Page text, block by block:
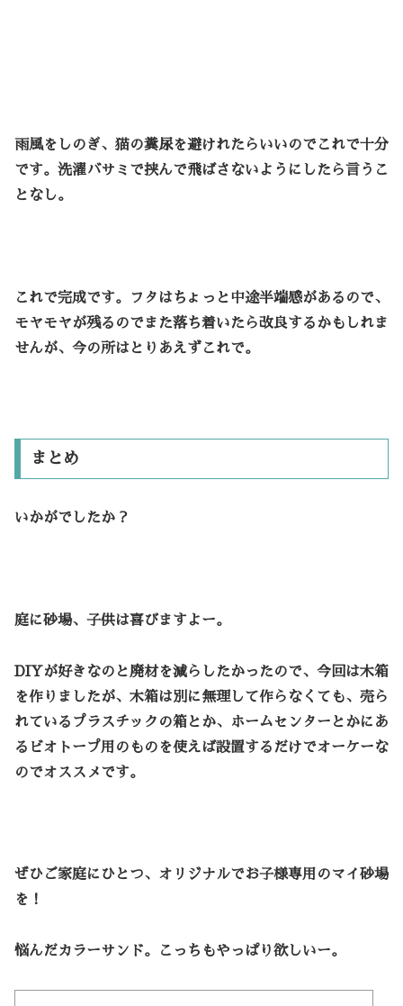
雨風をしのぎ、猫の糞尿を避けれたらいいのでこれで十分
です。洗濯バサミで挟んで飛ばさないようにしたら言うこ
となし。
これで完成です。フタはちょっと中途半端感があるので、
モヤモヤが残るのでまた落ち着いたら改良するかもしれま
せんが、今の所はとりあえずこれで。
まとめ
いかがでしたか？
庭に砂場、子供は喜びますよー。
DIYが好きなのと廃材を減らしたかったので、今回は木箱
を作りましたが、木箱は別に無理して作らなくても、売ら
れているプラスチックの箱とか、ホームセンターとかにあ
るビオトープ用のものを使えば設置するだけでオーケーな
のでオススメです。
ぜひご家庭にひとつ、オリジナルでお子様専用のマイ砂場
を！
悩んだカラーサンド。こっちもやっぱり欲しいー。